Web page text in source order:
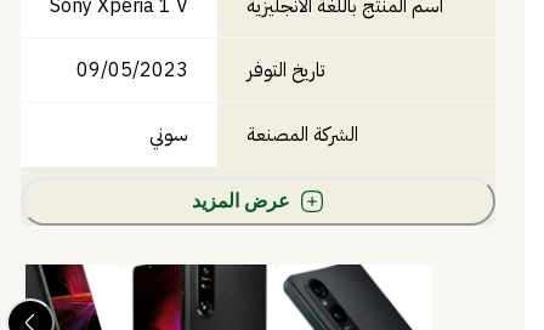
اسم المنتج باللغة الانجليزية Sony Xperia 1 V
تاريخ التوفر 09/05/2023
الشركة المصنعة سوني
عرض المزيد